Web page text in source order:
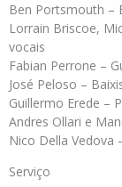
Ben Portsmouth –
Lorrain Briscoe,
vocais
Fabian Perrone –
José Peloso –
Guillermo Erede –
Andres Ollari e
Nico Della Vedova
Serviço